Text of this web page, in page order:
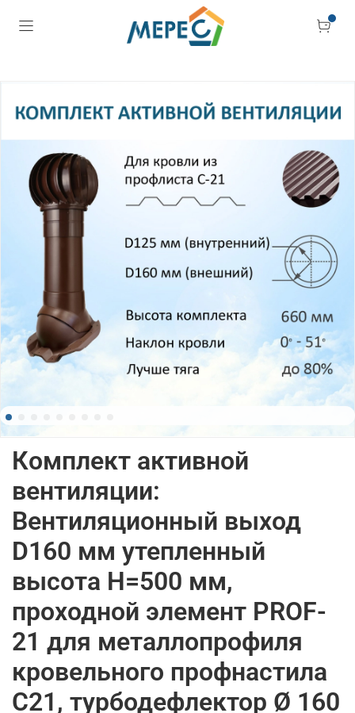
Комплект активной
вентиляции:
Вентиляционный выход
D160 мм утепленный
высота H=500 мм,
проходной элемент PROF-
21 для металлопрофиля
кровельного профнастила
С21, турбодефлектор Ø 160